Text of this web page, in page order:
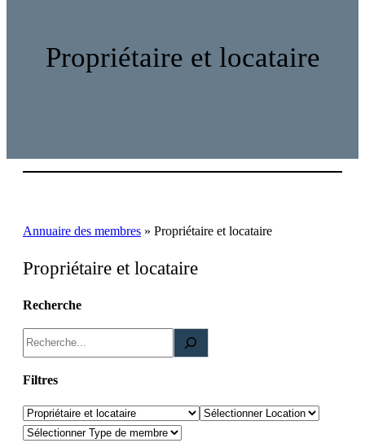
Propriétaire et locataire
Annuaire des membres » Propriétaire et locataire
Propriétaire et locataire
Recherche
R
e
c
r
Filtres
Domaines de pratique
Location
Type de membre